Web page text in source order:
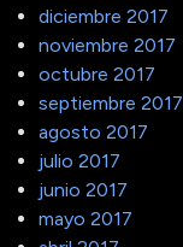
diciembre 2017
noviembre 2017
octubre 2017
septiembre 2017
agosto 2017
julio 2017
junio 2017
mayo 2017